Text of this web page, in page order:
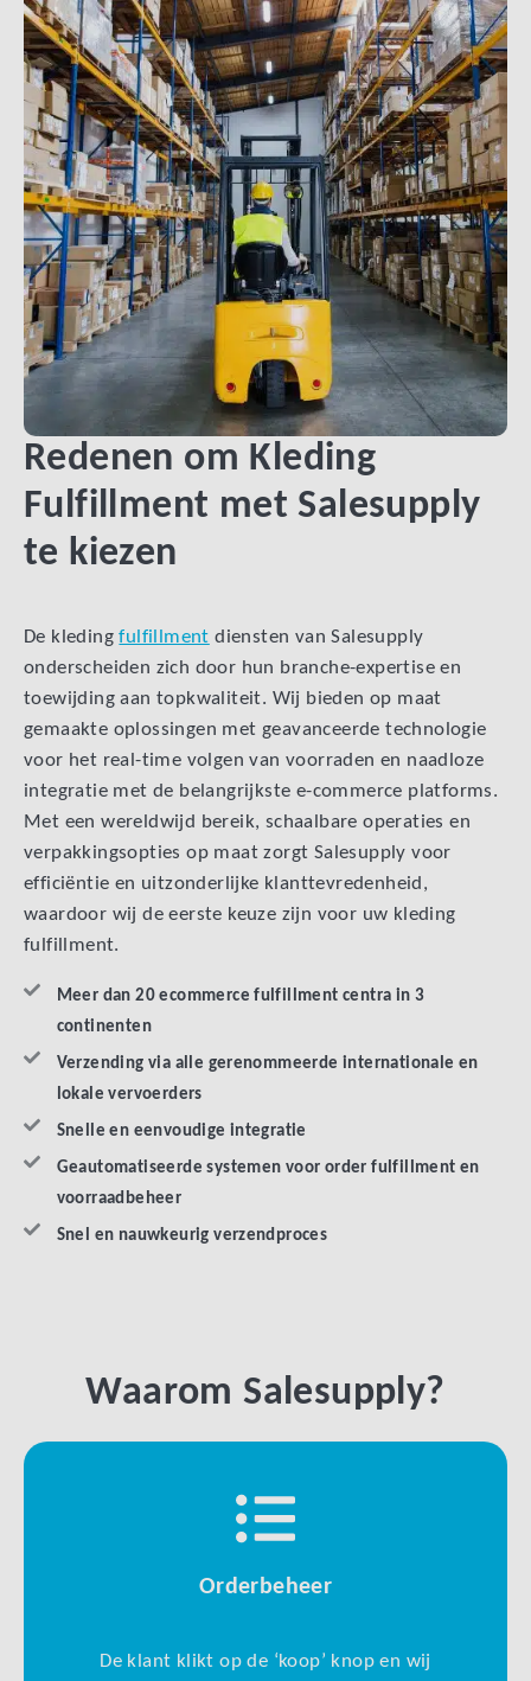
Redenen om Kleding
Fulfillment met Salesupply
te kiezen
De kledingfulfillment diensten van Salesupply
onderscheiden zich door hun branche-expertise en
toewijding aan topkwaliteit. Wij bieden op maat
gemaakte oplossingen met geavanceerde technologie
voor het real-time volgen van voorraden en naadloze
integratie met de belangrijkste e-commerce platforms.
Met een wereldwijd bereik, schaalbare operaties en
verpakkingsopties op maat zorgt Salesupply voor
efficiëntie en uitzonderlijke klanttevredenheid,
waardoor wij de eerste keuze zijn voor uw kleding
fulfillment.
Meer dan 20 ecommerce fulfillment centra in 3
continenten
Verzending via alle gerenommeerde internationale en
lokale vervoerders
Snelle en eenvoudige integratie
Geautomatiseerde systemen voor order fulfillment en
voorraadbeheer
Snel en nauwkeurig verzendproces
Waarom Salesupply?
Orderbeheer
De klant klikt op de ‘koop’ knop en wij